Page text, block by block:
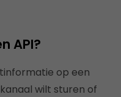
API?
op een
wilt sturen of